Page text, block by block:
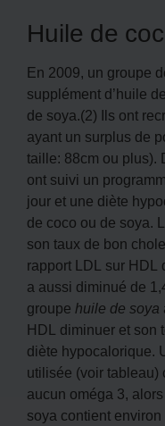
Huile de
En 2009, un groupe
supplément d’huile
de soya.(2) Ils ont
ayant un surplus de
taille: 88cm ou plus).
ont suivi un
jour et une diète
de coco ou de soya.
son taux de bon
rapport LDL sur HDL
a aussi diminué de
groupe huile de soya
HDL diminuer et son
diète hypocalorique.
utilisée (voir tableau)
aucun oméga 3,
soya contient environ